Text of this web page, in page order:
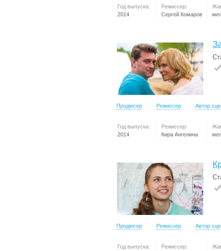
Год выпуска:
2014
Режиссер:
Сергей Комаров
Продюсер Режиссер Автор
Год выпуска:
2014
Режиссер:
Кира Ангелина
Продюсер Режиссер Автор
Год выпуска:
Режиссер: